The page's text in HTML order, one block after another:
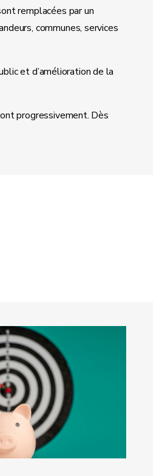
remplacées par un
communes, services
et d’amélioration de la
progressivement. Dès